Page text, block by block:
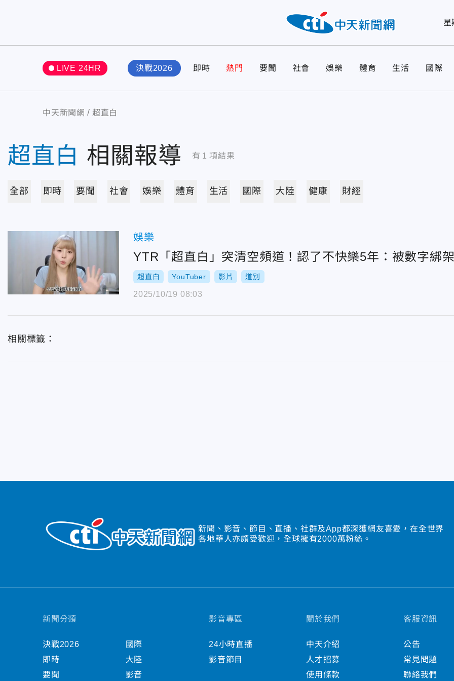
星
LIVE 24HR 決戰2026 即時 熱門 要聞 社會 娛樂 體育 生活 國際
中天新聞網 超直白
超直白 相關報導 有 1 項結果
全部 即時 要聞 社會 娛樂 體育 生活 國際 大陸 健康 財經
娛樂
YTR「超直白」突清空頻道！認了不快樂5年：被數字綁
超直白 YouTuber 影片 道別
2025/10/19 08:03
相關標籤：
新聞、影音、節目、直播、社群及App都深獲網友喜愛，在全世界
各地華人亦頗受歡迎，全球擁有2000萬粉絲。
新聞分類
決戰2026
即時
要聞
國際
大陸
影音
影音專區
24小時直播
影音節目
關於我們
中天介紹
人才招募
使用條款
客服資訊
公告
常見問題
聯絡我們